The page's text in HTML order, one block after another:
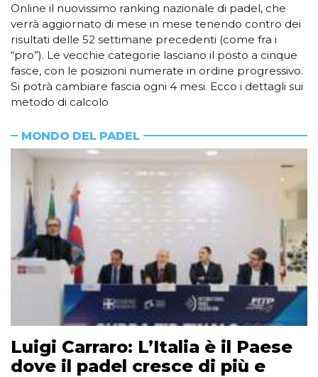
Online il nuovissimo ranking nazionale di padel, che
verrà aggiornato di mese in mese tenendo contro dei
risultati delle 52 settimane precedenti (come fra i
“pro”). Le vecchie categorie lasciano il posto a cinque
fasce, con le posizioni numerate in ordine progressivo.
Si potrà cambiare fascia ogni 4 mesi. Ecco i dettagli sui
metodo di calcolo
MONDO DEL PADEL
Luigi Carraro: L’Italia è il Paese
dove il padel cresce di più e